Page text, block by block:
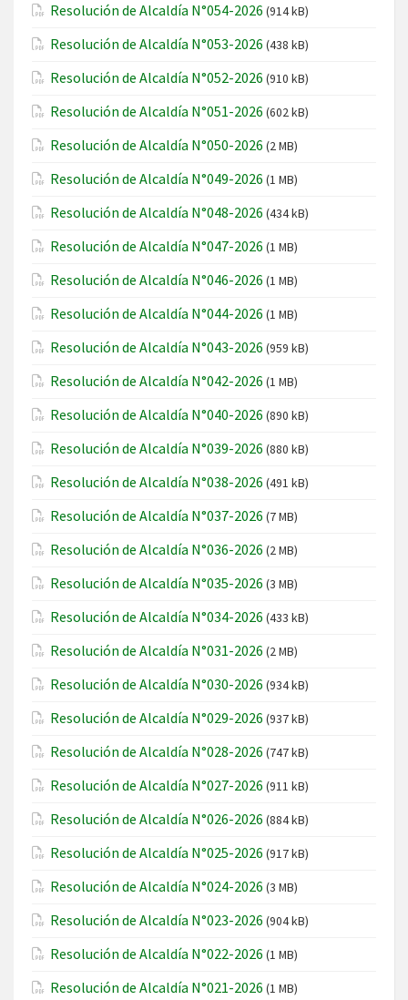
Resolución de Alcaldía N°054-2026 (914 kB)
Resolución de Alcaldía N°053-2026 (438 kB)
Resolución de Alcaldía N°052-2026 (910 kB)
Resolución de Alcaldía N°051-2026 (602 kB)
Resolución de Alcaldía N°050-2026 (2 MB)
Resolución de Alcaldía N°049-2026 (1 MB)
Resolución de Alcaldía N°048-2026 (434 kB)
Resolución de Alcaldía N°047-2026 (1 MB)
Resolución de Alcaldía N°046-2026 (1 MB)
Resolución de Alcaldía N°044-2026 (1 MB)
Resolución de Alcaldía N°043-2026 (959 kB)
Resolución de Alcaldía N°042-2026 (1 MB)
Resolución de Alcaldía N°040-2026 (890 kB)
Resolución de Alcaldía N°039-2026 (880 kB)
Resolución de Alcaldía N°038-2026 (491 kB)
Resolución de Alcaldía N°037-2026 (7 MB)
Resolución de Alcaldía N°036-2026 (2 MB)
Resolución de Alcaldía N°035-2026 (3 MB)
Resolución de Alcaldía N°034-2026 (433 kB)
Resolución de Alcaldía N°031-2026 (2 MB)
Resolución de Alcaldía N°030-2026 (934 kB)
Resolución de Alcaldía N°029-2026 (937 kB)
Resolución de Alcaldía N°028-2026 (747 kB)
Resolución de Alcaldía N°027-2026 (911 kB)
Resolución de Alcaldía N°026-2026 (884 kB)
Resolución de Alcaldía N°025-2026 (917 kB)
Resolución de Alcaldía N°024-2026 (3 MB)
Resolución de Alcaldía N°023-2026 (904 kB)
Resolución de Alcaldía N°022-2026 (1 MB)
Resolución de Alcaldía N°021-2026 (1 MB)